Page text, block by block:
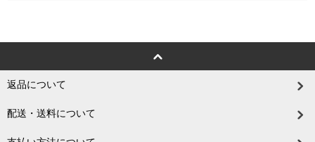
返品について
配送・送料について